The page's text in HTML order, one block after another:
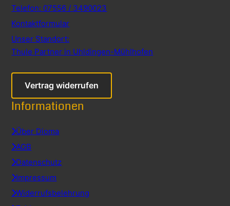
Telefon: 07556 / 3490023
Kontaktformular
Unser Standort:
Thule Partner in Uhldingen-Mühlhofen
Vertrag widerrufen
Informationen
Über Dioma
AGB
Datenschutz
Impressum
Widerrufsbelehrung